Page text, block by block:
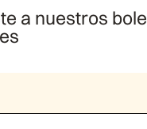
a nuestros